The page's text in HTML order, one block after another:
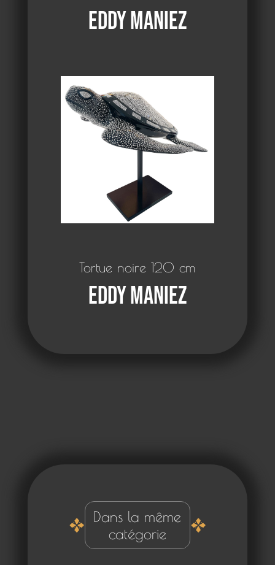
Eddy Maniez
Tortue noire 120 cm
Eddy Maniez
Dans la même
catégorie